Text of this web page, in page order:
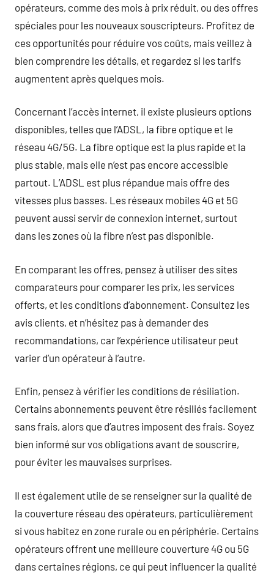
opérateurs, comme des mois à prix réduit, ou des offres
spéciales pour les nouveaux souscripteurs. Profitez de
ces opportunités pour réduire vos coûts, mais veillez à
bien comprendre les détails, et regardez si les tarifs
augmentent après quelques mois.
Concernant l’accès internet, il existe plusieurs options
disponibles, telles que l’ADSL, la fibre optique et le
réseau 4G/5G. La fibre optique est la plus rapide et la
plus stable, mais elle n’est pas encore accessible
partout. L’ADSL est plus répandue mais offre des
vitesses plus basses. Les réseaux mobiles 4G et 5G
peuvent aussi servir de connexion internet, surtout
dans les zones où la fibre n’est pas disponible.
En comparant les offres, pensez à utiliser des sites
comparateurs pour comparer les prix, les services
offerts, et les conditions d’abonnement. Consultez les
avis clients, et n’hésitez pas à demander des
recommandations, car l’expérience utilisateur peut
varier d’un opérateur à l’autre.
Enfin, pensez à vérifier les conditions de résiliation.
Certains abonnements peuvent être résiliés facilement
sans frais, alors que d’autres imposent des frais. Soyez
bien informé sur vos obligations avant de souscrire,
pour éviter les mauvaises surprises.
Il est également utile de se renseigner sur la qualité de
la couverture réseau des opérateurs, particulièrement
si vous habitez en zone rurale ou en périphérie. Certains
opérateurs offrent une meilleure couverture 4G ou 5G
dans certaines régions, ce qui peut influencer la qualité